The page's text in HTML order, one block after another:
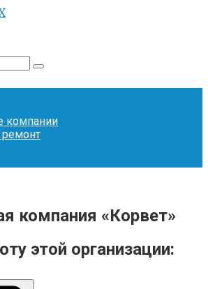
компании
компания «Корвет»
этой организации: